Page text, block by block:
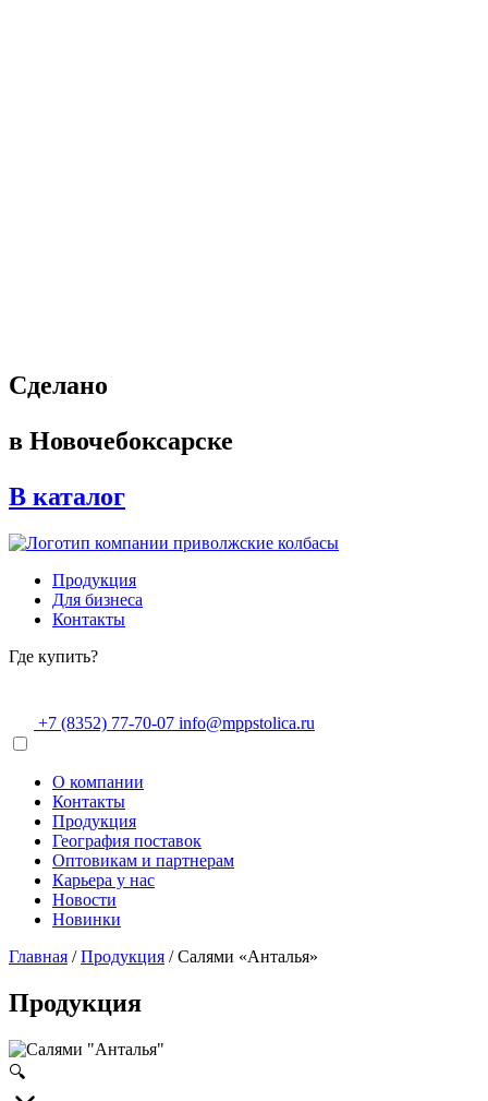
Cделано
в Новочебоксарске
В каталог
Продукция
Для бизнеса
Контакты
Где купить?
+7 (8352) 77-70-07 info@mppstolica.ru
О компании
Контакты
Продукция
География поставок
Оптовикам и партнерам
Карьера у нас
Новости
Новинки
Главная /Продукция /Салями «Анталья»
Продукция
🔍